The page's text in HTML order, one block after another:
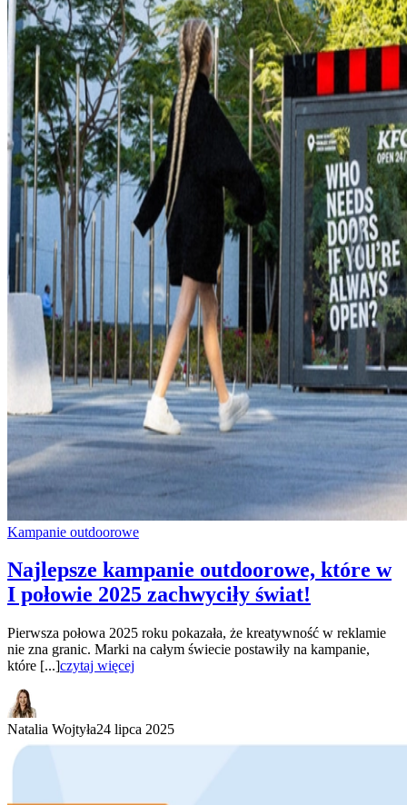
Kampanie outdoorowe
Najlepsze kampanie outdoorowe, które w
I połowie 2025 zachwyciły świat!
Pierwsza połowa 2025 roku pokazała, że kreatywność w reklamie
nie zna granic. Marki na całym świecie postawiły na kampanie,
które [...]czytaj więcej
Natalia Wojtyła24 lipca 2025